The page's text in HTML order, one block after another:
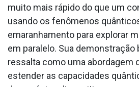
muito mais rápido do que um
usando os fenômenos
emaranhamento para explorar
em paralelo. Sua
ressalta como uma abordagem
estender as capacidades